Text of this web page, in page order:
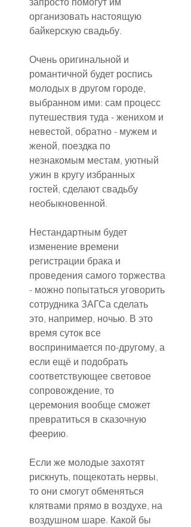
организовать настоящую
байкерскую свадьбу.
Очень оригинальной и
романтичной будет роспись
молодых в другом городе,
выбранном ими: сам процесс
путешествия туда - женихом и
невестой, обратно - мужем и
женой, поездка по
незнакомым местам, уютный
ужин в кругу избранных
гостей, сделают свадьбу
необыкновенной.
Нестандартным будет
изменение времени
регистрации брака и
проведения самого торжества
- можно попытаться уговорить
сотрудника ЗАГСа сделать
это, например, ночью. В это
время суток все
воспринимается по-другому, а
если ещё и подобрать
соответствующее световое
сопровождение, то
церемония вообще сможет
превратиться в сказочную
феерию.
Если же молодые захотят
рискнуть, пощекотать нервы,
то они смогут обменяться
клятвами прямо в воздухе, на
воздушном шаре. Какой бы